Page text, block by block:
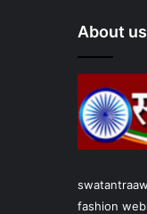
About us
fashion